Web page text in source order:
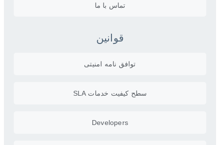
تماس با ما
قوانین
توافق نامه امنیتی
سطح کیفیت خدمات SLA
Developers